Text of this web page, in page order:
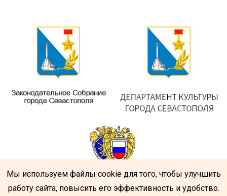
Мы используем файлы cookie для того, чтобы улучшить
работу сайта, повысить его эффективность и удобство.